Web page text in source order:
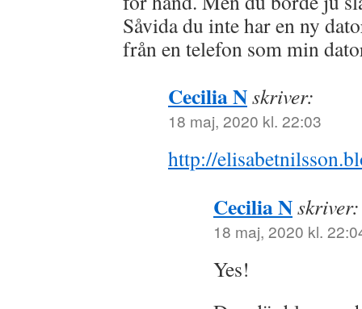
Såvida du inte har en ny
från en telefon som min
Cecilia Nskriver:
18 maj, 2020 kl. 22:03
http://
Cecilia Nskriver:
18 maj, 2020 kl.
Yes!